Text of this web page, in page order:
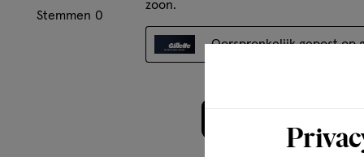
Stemmen 0
zoon.
Oorspronkelijk gepost op